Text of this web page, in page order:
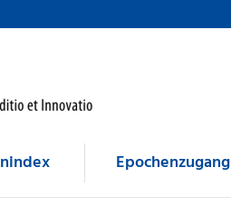
Epochenzugang